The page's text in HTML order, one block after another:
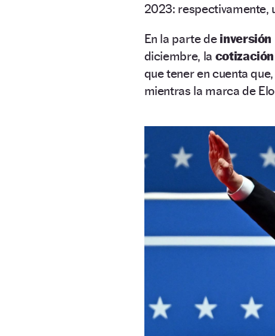
2023: respectivamente,
En la parte de inversión
diciembre, la cotización
que tener en cuenta
mientras la marca de